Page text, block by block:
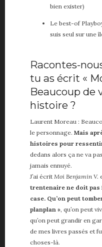
bien exister)
Le best-of
suis seul sur une
Racontes-
tu as écrit «
Beaucoup de
histoire ?
Laurent Moreau :
le personnage. Mais
histoires pour
dedans alors ça ne va
jamais ennuyé.
J’ai écrit Moi Benjamin V.
trentenaire ne doit
case. Qu’on peut
planplan », qu’on peut
qu’on peut grandir en
de mes livres passés et
choses-là.